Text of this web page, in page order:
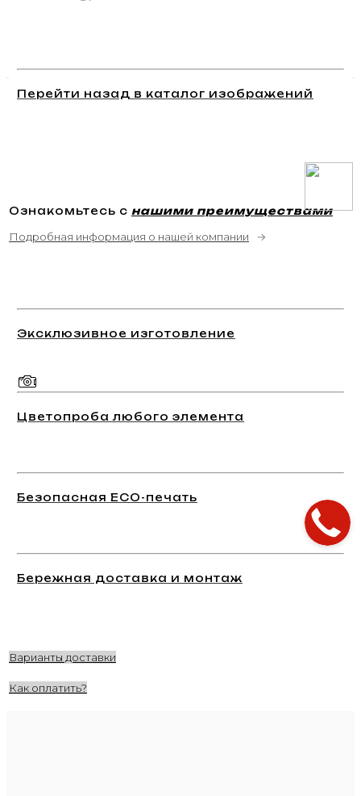
Перейти назад в каталог изображений
Ознакомьтесь с нашими преимуществами
Подробная информация о нашей компании →
Эксклюзивное изготовление
Цветопроба любого элемента
Безопасная ECO-печать
Бережная доставка и монтаж
Варианты доставки
Как оплатить?